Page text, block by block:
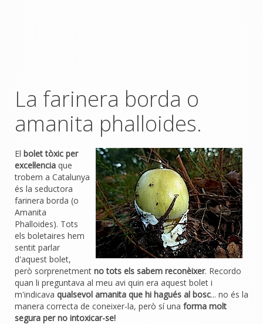
La farinera borda o
amanita phalloides.
El bolet tòxic per
excel·lencia que
trobem a Catalunya
és la seductora
farinera borda (o
Amanita
Phalloides). Tots
els boletaires hem
sentit parlar
d'aquest bolet,
però sorprenetment no tots els sabem reconèixer. Recordo
quan li preguntava al meu avi quin era aquest bolet i
m'indicava qualsevol amanita que hi hagués al bosc... no és la
manera correcta de coneixer-la, però sí una forma molt
segura per no intoxicar-se!